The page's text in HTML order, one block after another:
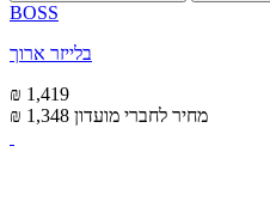
BOSS
בלייזר ארוך
₪ 1,419
₪ 1,348 מחיר לחברי מועדון